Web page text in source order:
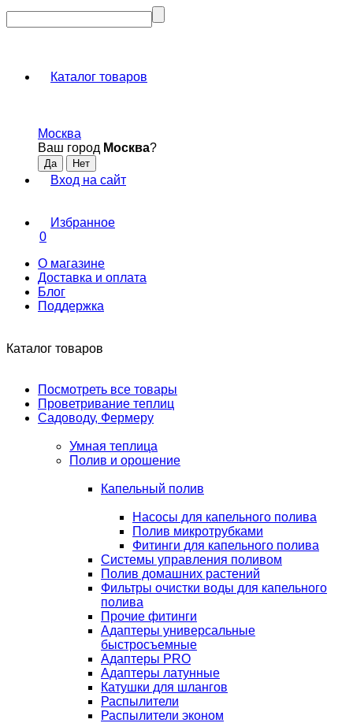
Каталог товаров
Москва
Ваш город Москва?
Вход на сайт
Избранное
0
О магазине
Доставка и оплата
Блог
Поддержка
Каталог товаров
Посмотреть все товары
Проветривание теплиц
Садоводу, Фермеру
Умная теплица
Полив и орошение
Капельный полив
Насосы для капельного полива
Полив микротрубками
Фитинги для капельного полива
Системы управления поливом
Полив домашних растений
Фильтры очистки воды для капельного
полива
Прочие фитинги
Адаптеры универсальные
быстросъемные
Адаптеры PRO
Адаптеры латунные
Катушки для шлангов
Распылители
Распылители эконом